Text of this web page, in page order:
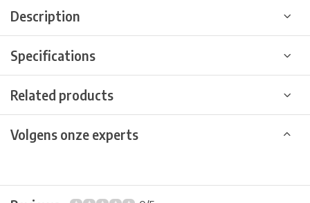
Description
Specifications
Related products
Volgens onze experts